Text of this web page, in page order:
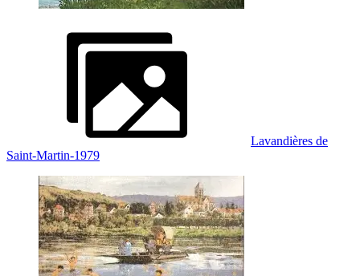
Lavandières de
Saint-Martin-1979